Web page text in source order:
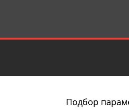
Подбор